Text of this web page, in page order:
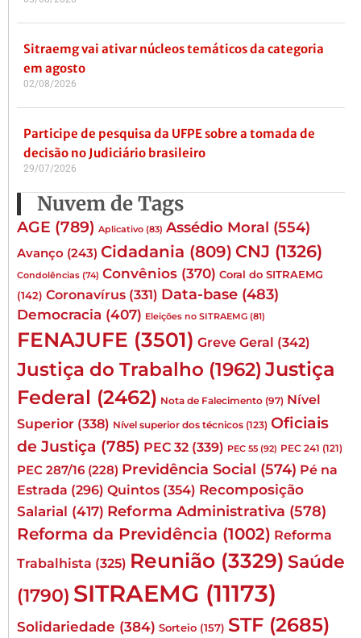
Sitraemg vai ativar núcleos temáticos da categoria
em agosto
02/08/2026
Participe de pesquisa da UFPE sobre a tomada de
decisão no Judiciário brasileiro
29/07/2026
Nuvem de Tags
AGE (789) Aplicativo (83) Assédio Moral (554)
Avanço (243) Cidadania (809) CNJ (1326)
Condolências (74) Convênios (370) Coral do SITRAEMG
(142) Coronavírus (331) Data-base (483)
Democracia (407) Eleições no SITRAEMG (81)
FENAJUFE (3501) Greve Geral (342)
Justiça do Trabalho (1962) Justiça
Federal (2462) Nota de Falecimento (97) Nível
Superior (338) Nível superior dos técnicos (123) Oficiais
de Justiça (785) PEC 32 (339) PEC 55 (92) PEC 241 (121)
PEC 287/16 (228) Previdência Social (574) Pé na
Estrada (296) Quintos (354) Recomposição
Salarial (417) Reforma Administrativa (578)
Reforma da Previdência (1002) Reforma
Trabalhista (325) Reunião (3329) Saúde
(1790) SITRAEMG (11173)
Solidariedade (384) Sorteio (157) STF (2685)